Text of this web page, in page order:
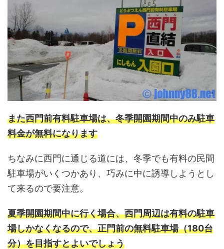
また西門前有料駐車場は、冬季開園期間中のみ駐車
料金が無料になります
ちなみに西門に通じる道には、冬季でも有料の民間
駐車場がいくつかあり、巧みに中に誘導しようとし
て来るので要注意。
夏季開園期間中に行く場合、西門周辺は有料の駐車
場しかなくなるので、正門前の無料駐車場（180台
分）を目指すとよいでしょう